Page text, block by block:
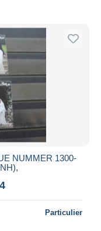
NUMMER 1300-
Particulier